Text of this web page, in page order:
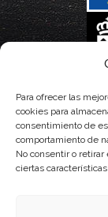
Para ofrecer las
cookies para
consentimiento de
comportamiento de
No consentir o
ciertas
con fondos